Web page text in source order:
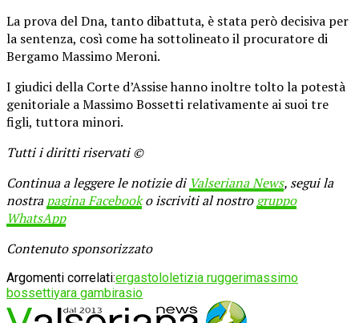
La prova del Dna, tanto dibattuta, è stata però decisiva per
la sentenza, così come ha sottolineato il procuratore di
Bergamo Massimo Meroni.
I giudici della Corte d’Assise hanno inoltre tolto la potestà
genitoriale a Massimo Bossetti relativamente ai suoi tre
figli, tuttora minori.
Tutti i diritti riservati ©
Continua a leggere le notizie di Valseriana News, segui la
nostrapagina Facebooko iscriviti al nostrogruppo
WhatsApp
Contenuto sponsorizzato
Argomenti correlati:ergastololetizia ruggerimassimo
bossettiyara gambirasio